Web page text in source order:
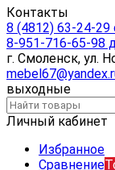
Контакты
8 (4812) 63-24-
8-951-716-65-98
г. Смоленск, ул.
выходные
Личный кабинет
Избранное
Сравнение